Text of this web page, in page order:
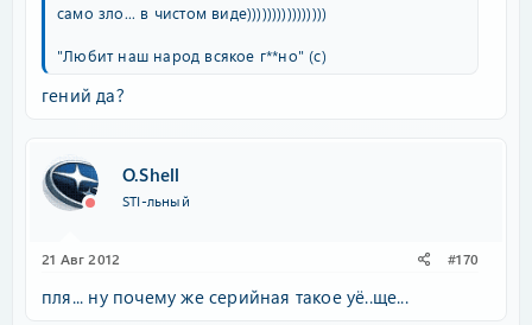
само зло... в чистом виде))))))))))))))))
"Любит наш народ всякое г**но" (с)
гений да?
O.Shell
STI-льный
21 Авг 2012 #170
пля... ну почему же серийная такое уё..ще...